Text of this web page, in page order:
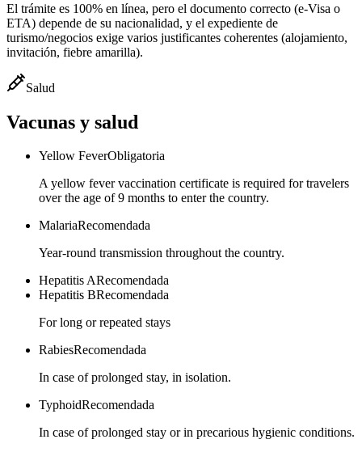
El trámite es 100% en línea, pero el documento correcto (e-Visa o
ETA) depende de su nacionalidad, y el expediente de
turismo/negocios exige varios justificantes coherentes (alojamiento,
invitación, fiebre amarilla).
Salud
Vacunas y salud
Yellow FeverObligatoria
A yellow fever vaccination certificate is required for travelers
over the age of 9 months to enter the country.
MalariaRecomendada
Year-round transmission throughout the country.
Hepatitis ARecomendada
Hepatitis BRecomendada
For long or repeated stays
RabiesRecomendada
In case of prolonged stay, in isolation.
TyphoidRecomendada
In case of prolonged stay or in precarious hygienic conditions.